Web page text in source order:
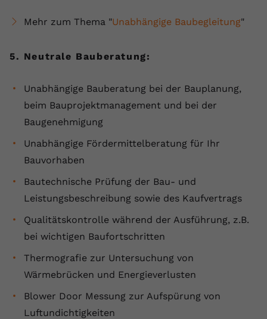
Mehr zum Thema "Unabhängige Baubegleitung"
5. Neutrale Bauberatung:
Unabhängige Bauberatung bei der Bauplanung,
beim Bauprojektmanagement und bei der
Baugenehmigung
Unabhängige Fördermittelberatung für Ihr
Bauvorhaben
Bautechnische Prüfung der Bau- und
Leistungsbeschreibung sowie des Kaufvertrags
Qualitätskontrolle während der Ausführung, z.B.
bei wichtigen Baufortschritten
Thermografie zur Untersuchung von
Wärmebrücken und Energieverlusten
Blower Door Messung zur Aufspürung von
Luftundichtigkeiten